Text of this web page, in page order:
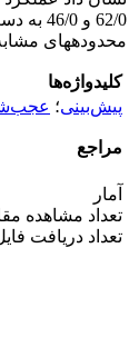
62/0
محدوده‏های
کلیدواژه‌ها
پیش‌بینی؛
مراجع
آمار
تعداد مشاهده
تعداد دریافت